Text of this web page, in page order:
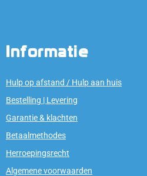
Informatie
Hulp op afstand / Hulp aan huis
Bestelling | Levering
Garantie & klachten
Betaalmethodes
Herroepingsrecht
Algemene voorwaarden